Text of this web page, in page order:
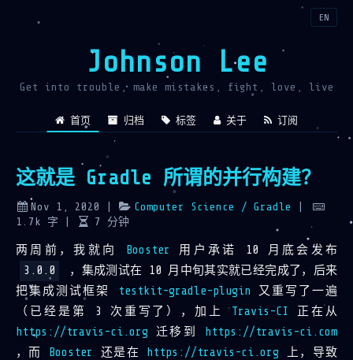
Johnson Lee
Get into trouble, make mistakes, fight, love, live
首页 归档 标签 关于 订阅
EN
这就是 Gradle 所谓的并行构建？
Nov 1, 2020 | Computer Science / Gradle
1.7k 字 7 分钟
两周前，我就向 Booster
用户承诺 10 月底会发布
3.0.0
，集成测试在 10 月中旬其实就已经完成了，后来
把集成测试框架
testkit-gradle-plugin 又重写了一遍
（已经是第 3 次重写了），加上Travis-CI
正在从
https://travis-ci.org 迁移到
https://travis-ci.com
，而
Booster 还是在 https://travis-ci.org 上，导致